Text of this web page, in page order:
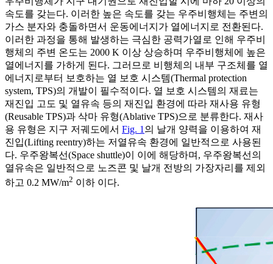
속도를 갖는다. 이러한 높은 속도를 갖는 우주비행체는 주변의
가스 분자와 충돌하면서 운동에너지가 열에너지로 전환된다.
이러한 과정을 통해 발생하는 극심한 공력가열로 인해 우주비
행체의 주변 온도는 2000 K 이상 상승하며 우주비행체에 높은
열에너지를 가하게 된다. 그러므로 비행체의 내부 구조체를 열
에너지로부터 보호하는 열 보호 시스템(Thermal protection
system, TPS)의 개발이 필수적이다. 열 보호 시스템의 재료는
재진입 고도 및 열유속 등의 재진입 환경에 따라 재사용 유형
(Reusable TPS)과 삭마 유형(Ablative TPS)으로 분류한다. 재사
용 유형은 지구 저궤도에서 Fig. 1 의 날개 양력을 이용하여 재
진입(Lifting reentry)하는 저열유속 환경에 일반적으로 사용된
다. 우주왕복선(Space shuttle)이 이에 해당하며, 우주왕복선의
열유속은 일반적으로 노즈콘 및 날개 전방의 가장자리를 제외
하고 0.2 MW/m2 이하 이다.